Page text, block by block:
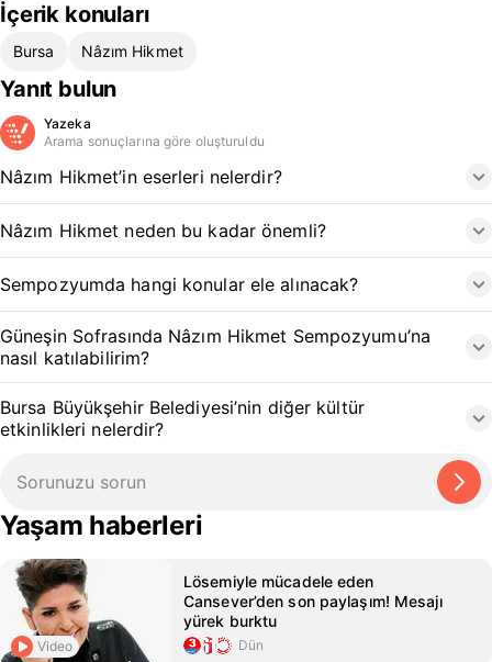
İçerik konuları
Bursa Nâzım Hikmet
Yanıt bulun
Yazeka
Arama sonuçlarına göre oluşturuldu
Nâzım Hikmet’in eserleri nelerdir?
Nâzım Hikmet neden bu kadar önemli?
Sempozyumda hangi konular ele alınacak?
Güneşin Sofrasında Nâzım Hikmet Sempozyumu’na
nasıl katılabilirim?
Bursa Büyükşehir Belediyesi’nin diğer kültür
etkinlikleri nelerdir?
Yaşam haberleri
Video
Lösemiyle mücadele eden
Cansever’den son paylaşım! Mesajı
yürek burktu
Dün